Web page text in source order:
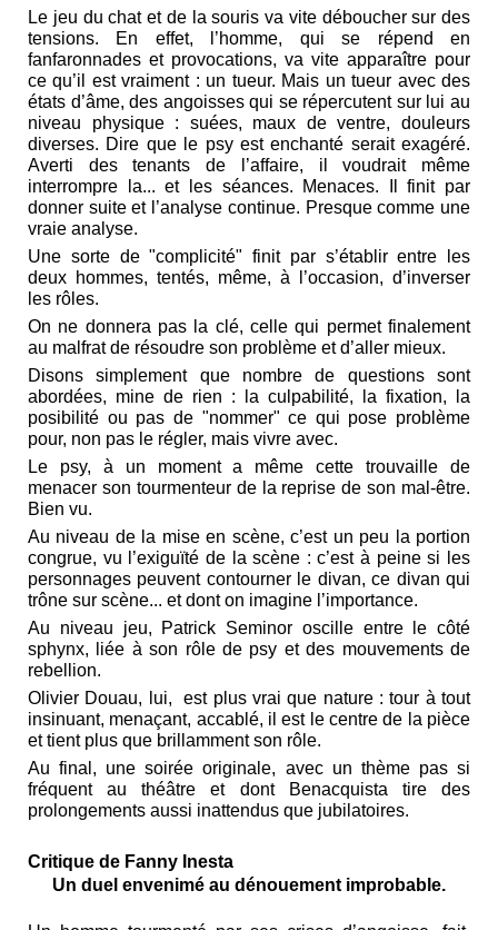
Le jeu du chat et de la souris va vite déboucher sur des
tensions. En effet, l’homme, qui se répend en
fanfaronnades et provocations, va vite apparaître pour
ce qu’il est vraiment : un tueur. Mais un tueur avec des
états d’âme, des angoisses qui se répercutent sur lui au
niveau physique : suées, maux de ventre, douleurs
diverses. Dire que le psy est enchanté serait exagéré.
Averti des tenants de l’affaire, il voudrait même
interrompre la... et les séances. Menaces. Il finit par
donner suite et l’analyse continue. Presque comme une
vraie analyse.
Une sorte de "complicité" finit par s’établir entre les
deux hommes, tentés, même, à l’occasion, d’inverser
les rôles.
On ne donnera pas la clé, celle qui permet finalement
au malfrat de résoudre son problème et d’aller mieux.
Disons simplement que nombre de questions sont
abordées, mine de rien : la culpabilité, la fixation, la
posibilité ou pas de "nommer" ce qui pose problème
pour, non pas le régler, mais vivre avec.
Le psy, à un moment a même cette trouvaille de
menacer son tourmenteur de la reprise de son mal-être.
Bien vu.
Au niveau de la mise en scène, c’est un peu la portion
congrue, vu l’exiguïté de la scène : c’est à peine si les
personnages peuvent contourner le divan, ce divan qui
trône sur scène... et dont on imagine l’importance.
Au niveau jeu, Patrick Seminor oscille entre le côté
sphynx, liée à son rôle de psy et des mouvements de
rebellion.
Olivier Douau, lui, est plus vrai que nature : tour à tout
insinuant, menaçant, accablé, il est le centre de la pièce
et tient plus que brillamment son rôle.
Au final, une soirée originale, avec un thème pas si
fréquent au théâtre et dont Benacquista tire des
prolongements aussi inattendus que jubilatoires.
Critique de Fanny Inesta
Un duel envenimé au dénouement improbable.